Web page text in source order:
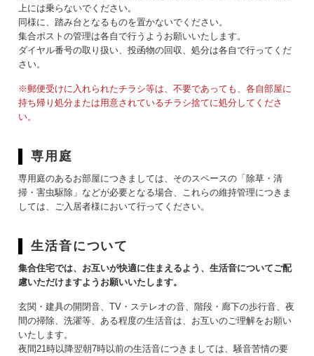
上には乗らないでください。
同様に、踏み台となるものを置かないでください。
集合ポストの管理は各自で行うようお願いいたします。
ダイヤル番号の取り扱い、投函物の回収、処分は各自で行ってくだ
さい。
※郵便受けに入れられたチラシ等は、不要であっても、各自部屋に
持ち帰り処分または用意されているチラシ捨てに処分してくださ
い。
専用庭
専用庭のあるお部屋につきましては、そのスペースの「除草・清
掃・害虫駆除」などが必要となる場合、これらの維持管理につきま
しては、ご入居者様において行ってください。
生活音について
集合住宅では、お互いが快適に住まえるよう、生活音についてご配
慮いただけますようお願いいたします。
玄関・建具の開閉音、TV・ステレオの音、階段・廊下の歩行音、夜
間の掃除、洗濯等、ある程度の生活音は、お互いのご理解をお願い
いたします。
夜間21時以降翌朝7時以前の生活音につきましては、騒音苦情の要